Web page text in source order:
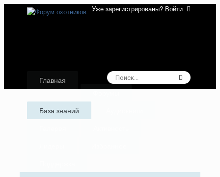
Уже зарегистрированы? Войти
Главная
База знаний